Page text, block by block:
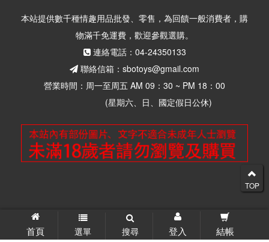
首頁 選單 搜尋 登入 結帳
本站提供數千種情趣用品批發、零售，為回饋一般消費者，購
物滿千免運費，歡迎參觀選購。
連絡電話：04-24350133
聯絡信箱：sbotoys@gmail.com
營業時間：周一至周五 AM 09：30 ~ PM 18：00
(星期六、日、國定假日公休)
© 2026 思柏情趣用品批發零售 版權所有
TOP